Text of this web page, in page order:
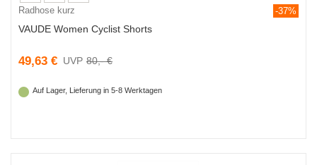
Radhose kurz -37%
VAUDE Women Cyclist Shorts
49,63 € 80,- €
Auf Lager, Lieferung in 5-8 Werktagen